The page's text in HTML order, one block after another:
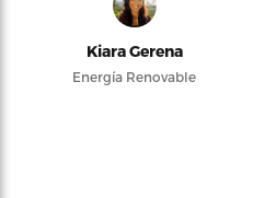
Kiara Gerena
Energía Renovable